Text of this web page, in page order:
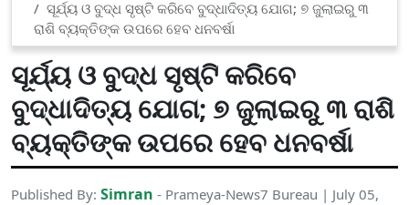
ସୂର୍ଯ୍ୟ ଓ ବୁଦ୍ଧ ସୃଷ୍ଟି କରିବେ ବୁଦ୍ଧାଦିତ୍ୟ ଯୋଗ; ୭ ଜୁଲାଇରୁ ୩
ରାଶି ବ୍ୟକ୍ତିଙ୍କ ଉପରେ ହେବ ଧନବର୍ଷା
ସୂର୍ଯ୍ୟ ଓ ବୁଦ୍ଧ ସୃଷ୍ଟି କରିବେ
ବୁଦ୍ଧାଦିତ୍ୟ ଯୋଗ; ୭ ଜୁଲାଇରୁ ୩ ରାଶି
ବ୍ୟକ୍ତିଙ୍କ ଉପରେ ହେବ ଧନବର୍ଷା
Published By: Simran - Prameya-News7 Bureau | July 05,